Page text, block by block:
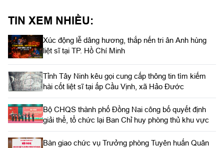
hình thức trực tiếp kết hợp với trực tuyến tại 122 điểm cầu
trong toàn quân.
TIN XEM NHIỀU:
Xúc động lễ dâng hương, thắp nến tri ân Anh hùng
liệt sĩ tại TP. Hồ Chí Minh
Tỉnh Tây Ninh kêu gọi cung cấp thông tin tìm kiếm
hài cốt liệt sĩ tại ấp Cầu Vịnh, xã Hảo Đước
Bộ CHQS thành phố Đồng Nai công bố quyết định
giải thể, tổ chức lại Ban Chỉ huy phòng thủ khu vực
Bàn giao chức vụ Trưởng phòng Tuyên huấn Quân